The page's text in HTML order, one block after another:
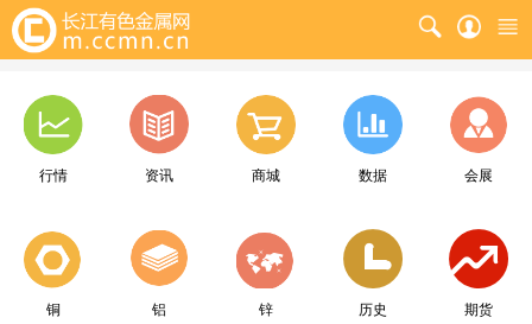
行情 资讯 商城 数据 会展
铜 铝 锌 历史 期货